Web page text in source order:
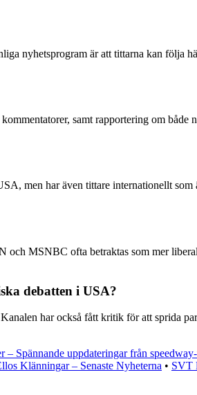
nyhetsprogram är att tittarna kan följa
samt rapportering om både
men har även tittare internationellt som
MSNBC ofta betraktas som mer
debatten i USA?
har också fått kritik för att sprida
– Spännande uppdateringar från
Klänningar – Senaste Nyheterna • SVT